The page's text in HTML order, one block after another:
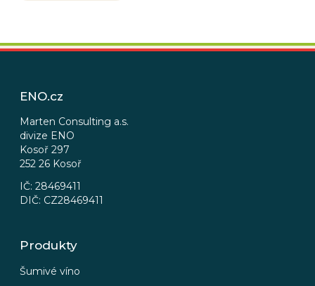
Z
ENO.cz
Marten Consulting a.s.
divize ENO
Kosoř 297
252 26 Kosoř
IČ: 28469411
DIČ: CZ28469411
Produkty
Šumivé víno